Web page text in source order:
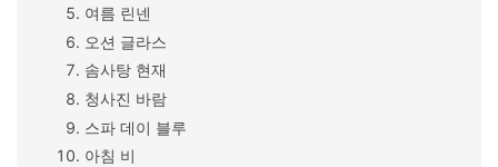
여름 린넨
오션 글라스
솜사탕 현재
청사진 바람
스파 데이 블루
아침 비